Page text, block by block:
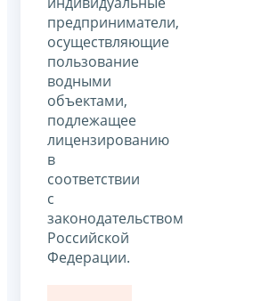
предприниматели,
осуществляющие
пользование
водными
объектами,
подлежащее
лицензированию
в
соответствии
с
законодательством
Российской
Федерации.